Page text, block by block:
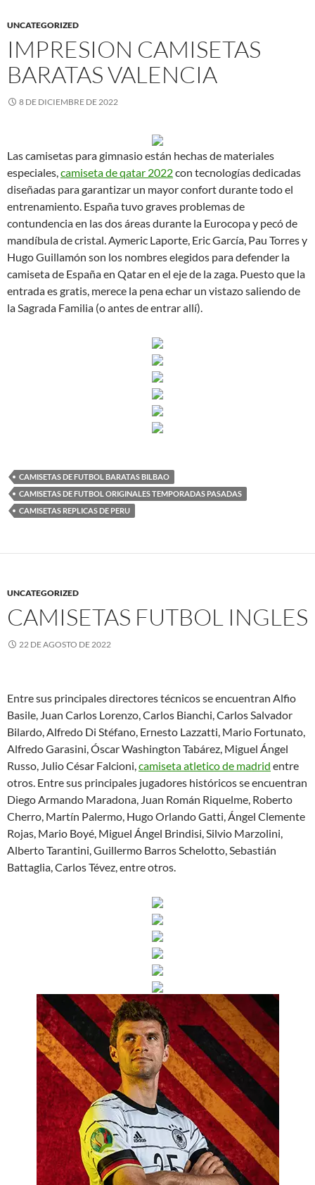
UNCATEGORIZED
IMPRESION CAMISETAS
BARATAS VALENCIA
8 DE DICIEMBRE DE 2022
Las camisetas para gimnasio están hechas de materiales
especiales,camiseta de qatar 2022con tecnologías dedicadas
diseñadas para garantizar un mayor confort durante todo el
entrenamiento. España tuvo graves problemas de
contundencia en las dos áreas durante la Eurocopa y pecó de
mandíbula de cristal. Aymeric Laporte, Eric García, Pau Torres y
Hugo Guillamón son los nombres elegidos para defender la
camiseta de España en Qatar en el eje de la zaga. Puesto que la
entrada es gratis, merece la pena echar un vistazo saliendo de
la Sagrada Familia (o antes de entrar allí).
CAMISETAS DE FUTBOL BARATAS BILBAO
CAMISETAS DE FUTBOL ORIGINALES TEMPORADAS PASADAS
CAMISETAS REPLICAS DE PERU
UNCATEGORIZED
CAMISETAS FUTBOL INGLES
22 DE AGOSTO DE 2022
Entre sus principales directores técnicos se encuentran Alfio
Basile, Juan Carlos Lorenzo, Carlos Bianchi, Carlos Salvador
Bilardo, Alfredo Di Stéfano, Ernesto Lazzatti, Mario Fortunato,
Alfredo Garasini, Óscar Washington Tabárez, Miguel Ángel
Russo, Julio César Falcioni,camiseta atletico de madrid entre
otros. Entre sus principales jugadores históricos se encuentran
Diego Armando Maradona, Juan Román Riquelme, Roberto
Cherro, Martín Palermo, Hugo Orlando Gatti, Ángel Clemente
Rojas, Mario Boyé, Miguel Ángel Brindisi, Silvio Marzolini,
Alberto Tarantini, Guillermo Barros Schelotto, Sebastián
Battaglia, Carlos Tévez, entre otros.